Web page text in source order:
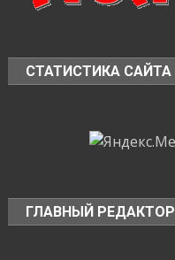
СТАТИСТИКА САЙТА
ГЛАВНЫЙ РЕДАКТОР